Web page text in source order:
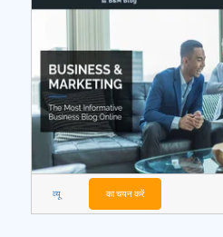
व्यू का चयन करें